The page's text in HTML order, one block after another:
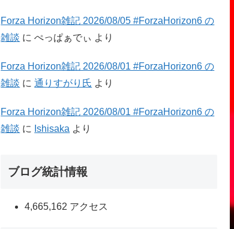
Forza Horizon雑記 2026/08/05 #ForzaHorizon6 の
雑談 にぺっぱぁでぃ より
Forza Horizon雑記 2026/08/01 #ForzaHorizon6 の
雑談 に通りすがり氏 より
Forza Horizon雑記 2026/08/01 #ForzaHorizon6 の
雑談 に Ishisaka より
ブログ統計情報
4,665,162 アクセス